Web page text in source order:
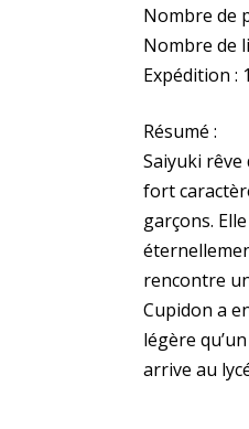
Nombre de
Nombre de
Expédition :
Résumé :
Saiyuki
fort
garçons.
rencontre
Cupidon a
légère
arrive au